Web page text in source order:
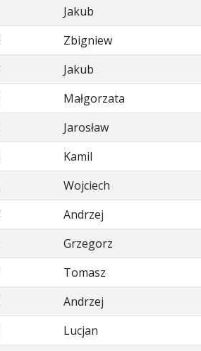
Jakub
Zbigniew
Jakub
Małgorzata
Jarosław
Kamil
Wojciech
Andrzej
Grzegorz
Tomasz
Andrzej
Lucjan